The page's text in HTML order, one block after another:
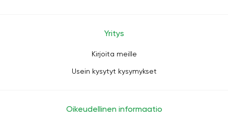
Yritys
Kirjoita meille
Usein kysytyt kysymykset
Oikeudellinen informaatio